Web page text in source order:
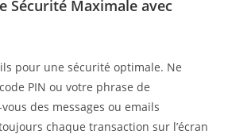
Sécurité Maximale avec
pour une sécurité optimale. Ne
PIN ou votre phrase de
des messages ou emails
chaque transaction sur l’écran